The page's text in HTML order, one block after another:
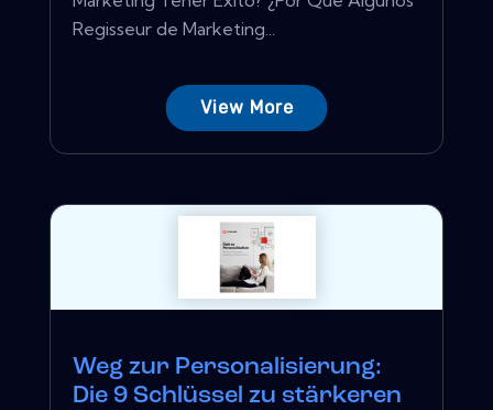
Regisseur de Marketing...
View More
Weg zur Personalisierung:
Die 9 Schlüssel zu stärkeren